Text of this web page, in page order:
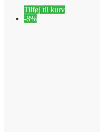
Tilføj til kurv
-8%